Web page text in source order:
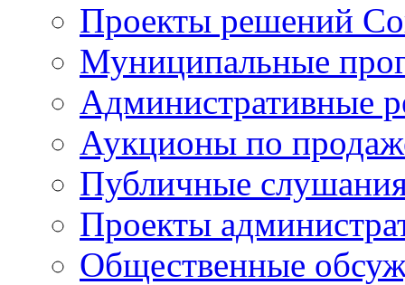
Проекты решений
Муниципальные
Административные
Аукционы по
Публичные
Проекты
Общественные